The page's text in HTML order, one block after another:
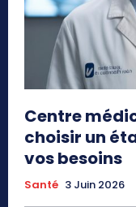
Centre
choisir un
vos besoins
Santé 3 Juin 2026